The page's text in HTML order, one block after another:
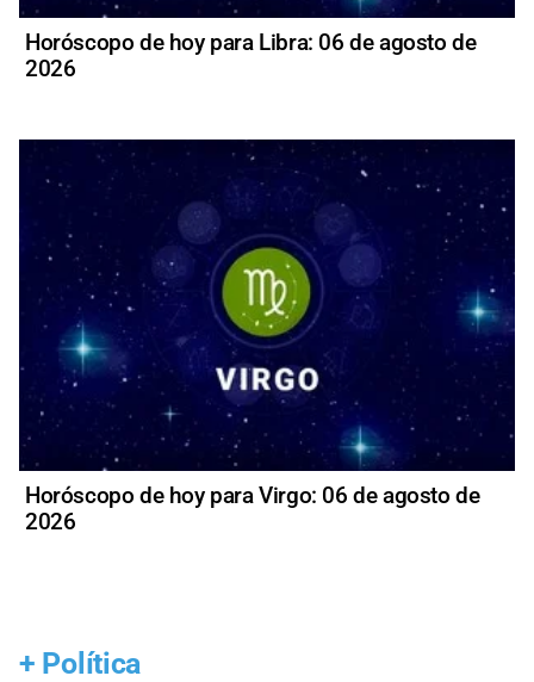
Horóscopo de hoy para Libra: 06 de agosto de
2026
Horóscopo de hoy para Virgo: 06 de agosto de
2026
+ Política